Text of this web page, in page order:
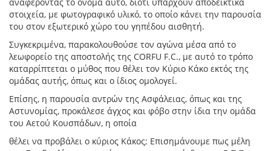
στοιχεία, με φωτογραφικό υλικό, το οποίο κάνει την παρουσία
του στον εξωτερικό χώρο του γηπέδου αισθητή.
Συγκεκριμένα, παρακολουθούσε τον αγώνα μέσα από το
λεωφορείο της αποστολής της CORFU F.C., με αυτό το τρόπο
καταρρίπτεται ο μύθος που θέλει τον Κύριο Κάκο εκτός της
ομάδας αυτής, όπως και ο ίδιος ομολογεί.
Επίσης, η παρουσία αντρών της Ασφάλειας, όπως και της
Αστυνομίας, προκάλεσε άγχος και φόβο στην ίδια την ομάδα
του Αετού Κουσπάδων, η οποία
θέλει να προβάλει ο κύριος Κάκος; Επισημάνουμε πως μέλη